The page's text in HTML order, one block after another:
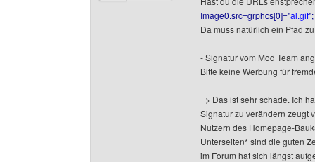
Image0.src=grphcs[0]="al.gif";
Da muss natürlich ein Pfad
- Signatur vom Mod Team
Bitte keine Werbung für
=> Das ist sehr schade. Ich
Signatur zu verändern zeugt
Nutzern des Homepage-
Unterseiten* sind die guten
im Forum hat sich längst